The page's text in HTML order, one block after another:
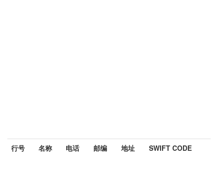
行号 名称 电话 邮编 地址 SWIFT CODE